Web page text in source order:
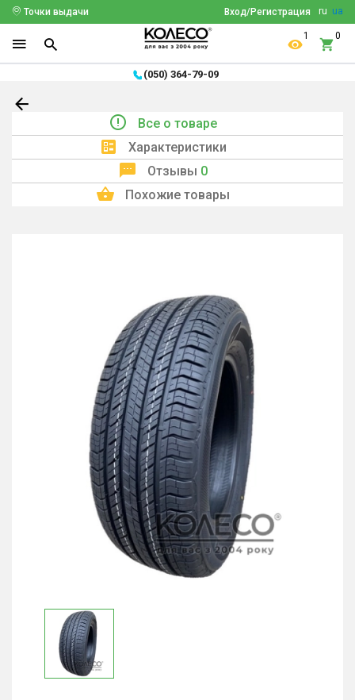
ru ua
Вход/Регистрация
Точки выдачи
1 0
(050) 364-79-09
Все о товаре
Характеристики
Отзывы 0
Похожие товары